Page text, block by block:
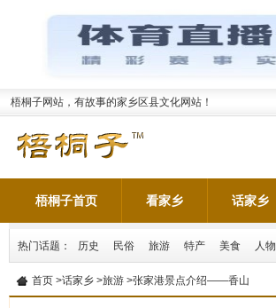
梧桐子网站，有故事的家乡区县文化网站！
梧桐子首页 看家乡 话家乡
热门话题： 历史 民俗 旅游 特产 美食 人物
首页 >话家乡 >旅游 >张家港景点介绍——香山